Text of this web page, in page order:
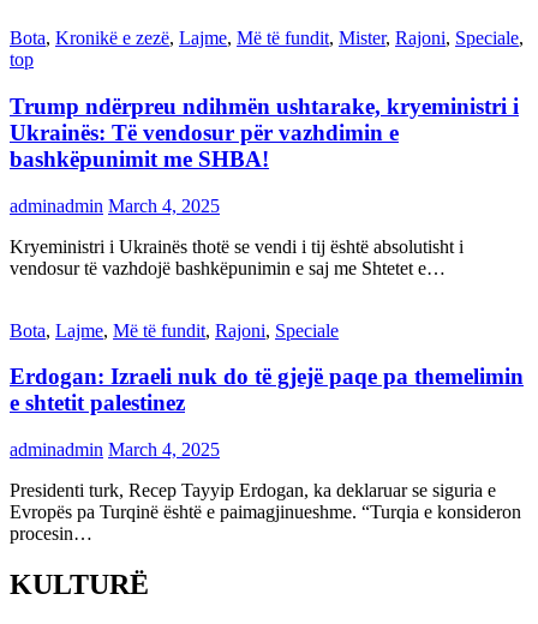
Bota, Kronikë e zezë, Lajme, Më të fundit, Mister, Rajoni, Speciale,
top
Trump ndërpreu ndihmën ushtarake, kryeministri i
Ukrainës: Të vendosur për vazhdimin e
bashkëpunimit me SHBA!
adminadmin March 4, 2025
Kryeministri i Ukrainës thotë se vendi i tij është absolutisht i
vendosur të vazhdojë bashkëpunimin e saj me Shtetet e…
Bota, Lajme, Më të fundit, Rajoni, Speciale
Erdogan: Izraeli nuk do të gjejë paqe pa themelimin
e shtetit palestinez
adminadmin March 4, 2025
Presidenti turk, Recep Tayyip Erdogan, ka deklaruar se siguria e
Evropës pa Turqinë është e paimagjinueshme. “Turqia e konsideron
procesin…
KULTURË